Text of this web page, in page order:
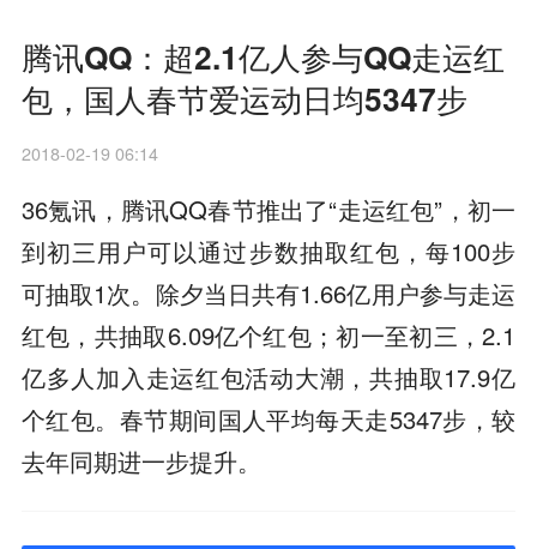
腾讯QQ：超2.1亿人参与QQ走运红
包，国人春节爱运动日均5347步
2018-02-19 06:14
36氪讯，腾讯QQ春节推出了“走运红包”，初一
到初三用户可以通过步数抽取红包，每100步
可抽取1次。除夕当日共有1.66亿用户参与走运
红包，共抽取6.09亿个红包；初一至初三，2.1
亿多人加入走运红包活动大潮，共抽取17.9亿
个红包。春节期间国人平均每天走5347步，较
去年同期进一步提升。